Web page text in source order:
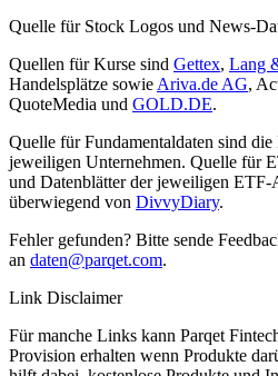
Quelle für Stock Logos und News-
Quellen für Kurse sind Gettex, Lang
Handelsplätze sowie Ariva.de AG,
QuoteMedia und GOLD.DE.
Quelle für Fundamentaldaten sind
jeweiligen Unternehmen. Quelle für
und Datenblätter der jeweiligen
überwiegend von DivvyDiary.
Fehler gefunden? Bitte sende
an daten@parqet.com.
Link Disclaimer
Für manche Links kann Parqet
Provision erhalten wenn Produkte